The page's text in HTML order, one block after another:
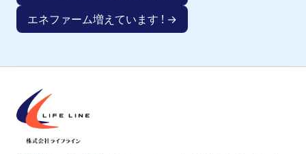
エネファーム増えています ! →